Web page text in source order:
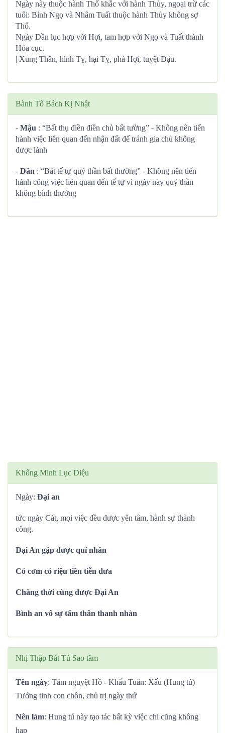
Ngày này thuộc hành Thổ khắc với hành Thủy, ngoại trừ các
tuổi: Bính Ngọ và Nhâm Tuất thuộc hành Thủy không sợ
Thổ.
Ngày Dần lục hợp với Hợi, tam hợp với Ngọ và Tuất thành
Hỏa cục.
| Xung Thân, hình Tỵ, hại Tỵ, phá Hợi, tuyệt Dậu.
Bành Tổ Bách Kị Nhật
- Mậu : “Bất thụ điền điền chủ bất tường” - Không nên tiến
hành việc liên quan đến nhận đất để tránh gia chủ không
được lành
- Dần : “Bất tế tự quỷ thần bất thường” - Không nên tiến
hành công việc liên quan đến tế tự vì ngày này quỷ thần
không bình thường
Khổng Minh Lục Diệu
Ngày: Đại an
tức ngày Cát, mọi việc đều được yên tâm, hành sự thành
công.
Đại An gặp được quí nhân
Có cơm có riệu tiền tiễn đưa
Chẳng thời cũng được Đại An
Bình an vô sự tấm thân thanh nhàn
Nhị Thập Bát Tú Sao tâm
Tên ngày: Tâm nguyệt Hồ - Khấu Tuân: Xấu (Hung tú)
Tướng tinh con chồn, chủ trị ngày thứ
Nên làm: Hung tú này tạo tác bất kỳ việc chi cũng không
hạp